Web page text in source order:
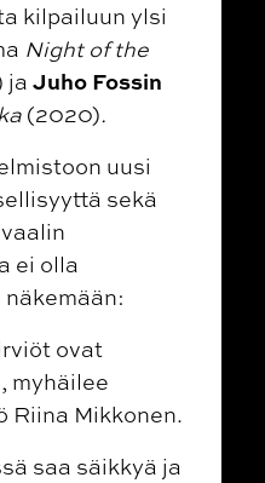
kilpailuun ylsi
Night of the
ja Juho Fossin
(2020).
uusi
sekä
ei olla
ovat
myhäilee
Riina Mikkonen.
saa säikkyä ja